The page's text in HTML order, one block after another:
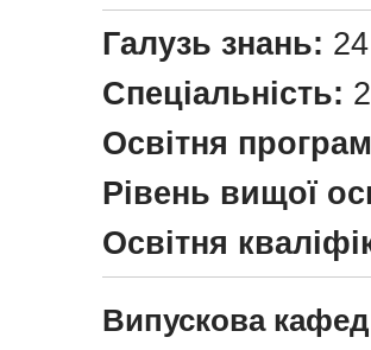
Галузь знань:
Спеціальність:
Освітня
Рівень вищої
Освітня
Випускова